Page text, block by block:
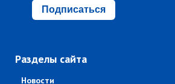
Подписаться
Разделы сайта
Новости